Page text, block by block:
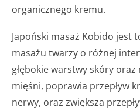
organicznego kremu.
Japoński masaż Kobido jest
masażu twarzy o różnej
głębokie warstwy skóry
mięśni, poprawia przepływ
nerwy, oraz zwiększa